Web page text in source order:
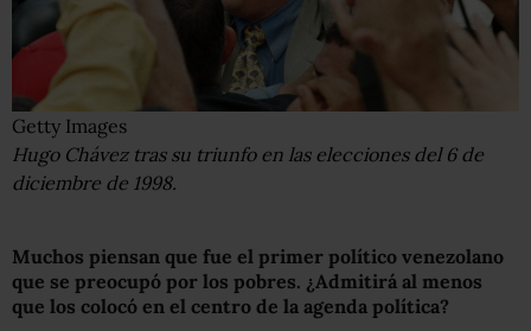
Getty Images
Hugo Chávez tras su triunfo en las elecciones del 6 de
diciembre de 1998.
Muchos piensan que fue el primer político venezolano
que se preocupó por los pobres. ¿Admitirá al menos
que los colocó en el centro de la agenda política?